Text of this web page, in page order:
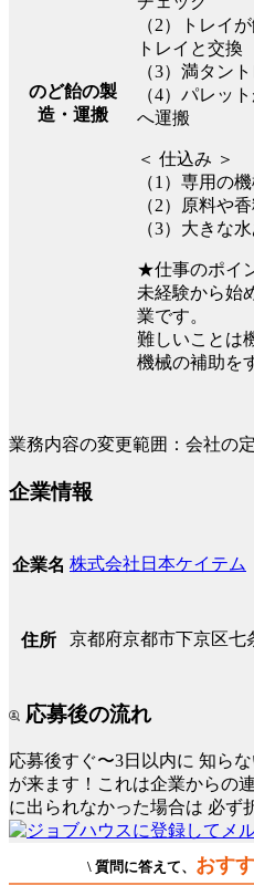
のど飴の製
造・運搬
（2）トレイ
トレイと交換
（3）満タン
（4）パレッ
へ運搬
＜ 仕込み ＞
（1）専用の
（2）原料や
（3）大きな
★仕事のポイ
未経験から始
業です。
難しいことは
機械の補助を
業務内容の変更範囲：会社の
企業情報
企業名 株式会社日本ケイテム
住所 京都府京都市下京区七
応募後の流れ
応募後すぐ〜3日以内に 知ら
が来ます！これは企業からの
に出られなかった場合は 必ず
\ 質問に答えて、 おす